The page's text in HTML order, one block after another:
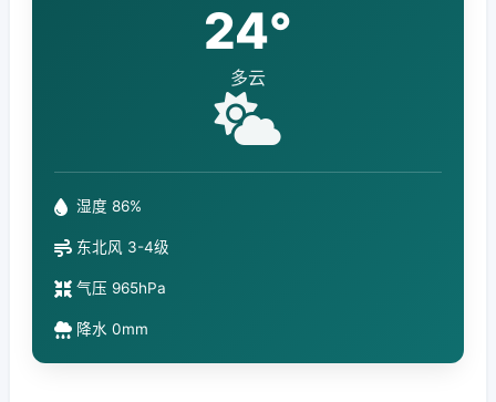
24°
多云
湿度 86%
东北风 3-4级
气压 965hPa
降水 0mm